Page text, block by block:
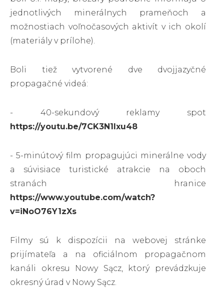
jednotlivých minerálnych prameňoch a
možnostiach voľnočasových aktivít v ich okolí
(materiály v prílohe).
Boli tiež vytvorené dve dvojjazyčné
propagačné videá:
- 40-sekundový reklamy spot
https://youtu.be/7CK3N1Ixu48
- 5-minútový film propagujúci minerálne vody
a súvisiace turistické atrakcie na oboch
stranách hranice
https://www.youtube.com/watch?
v=iNoO76Y1zXs
Filmy sú k dispozícii na webovej stránke
prijímateľa a na oficiálnom propagačnom
kanáli okresu Nowy Sącz, ktorý prevádzkuje
okresný úrad v Nowy Sącz.